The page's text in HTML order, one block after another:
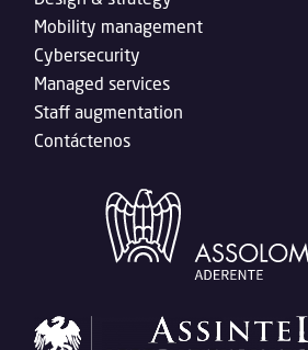
Mobility management
Cybersecurity
Managed services
Staff augmentation
Contáctenos